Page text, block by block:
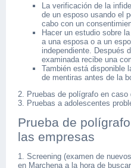
La verificación de la
de un esposo usando el
cabo con un
Hacer un estudio sobre
a una esposa o a un
independiente. Después
examinada recibe una
También está disponible
de mentiras antes de la
2. Pruebas de polígrafo en caso
3. Pruebas a adolescentes
Prueba de
las empresas
1. Screening (examen de
en Marchena a la hora de